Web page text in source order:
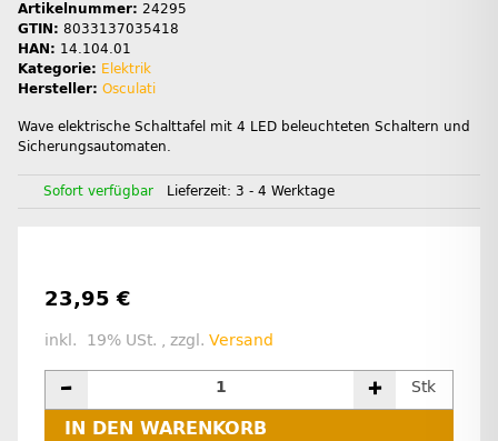
Artikelnummer: 24295
GTIN: 8033137035418
HAN: 14.104.01
Kategorie: Elektrik
Hersteller: Osculati
Wave elektrische Schalttafel mit 4 LED beleuchteten Schaltern und
Sicherungsautomaten.
Sofort verfügbar Lieferzeit: 3 - 4 Werktage
23,95 €
inkl. 19% USt. , zzgl. Versand
Stk
IN DEN WARENKORB